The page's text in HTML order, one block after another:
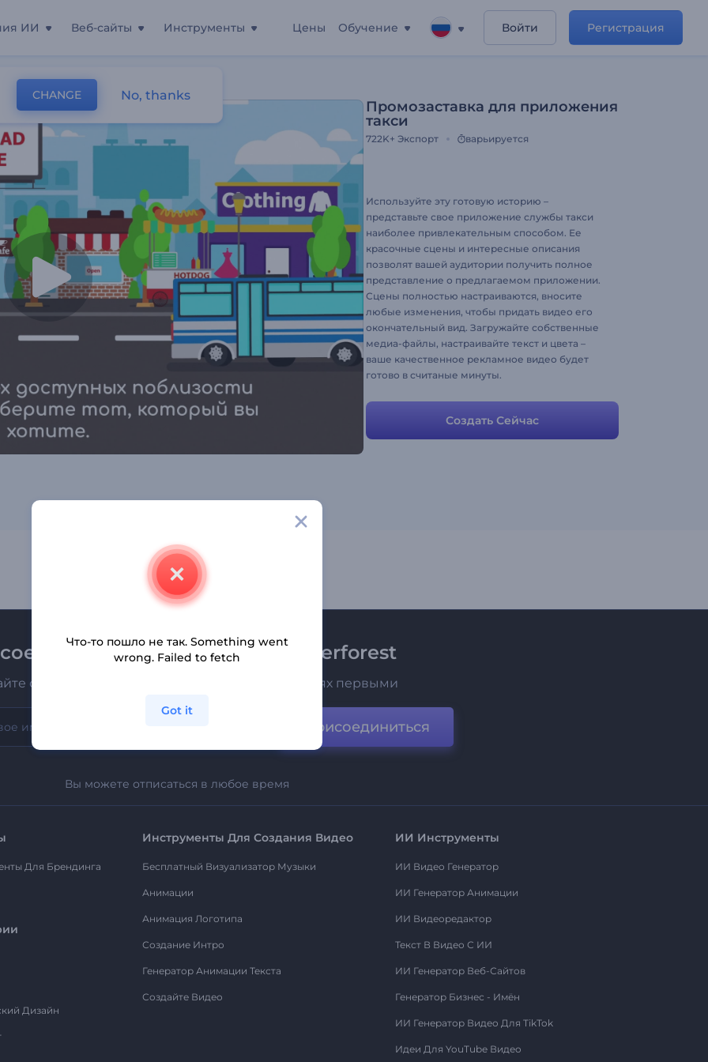
ИИ Веб-сайты Инструменты Цены Обучение Войти Регистрация
Промозаставка для приложения
такси
722K+ Экспорт варьируется
Используйте эту готовую историю –
представьте свое приложение службы такси
наиболее привлекательным способом. Ее
красочные сцены и интересные описания
позволят вашей аудитории получить полное
представление о предлагаемом приложении.
Сцены полностью настраиваются, вносите
любые изменения, чтобы придать видео его
окончательный вид. Загружайте собственные
медиа-файлы, настраивайте текст и цвета –
ваше качественное рекламное видео будет
готово в считаные минуты.
Создать Сейчас
к рассылке Renderforest
о последних новостях и новых предложениях первыми
Присоединиться
Вы можете отписаться в любое время
Для Брендинга
Дизайн
Инструменты Для Создания Видео
Бесплатный Визуализатор Музыки
Анимации
Анимация Логотипа
Создание Интро
Генератор Анимации Текста
Создайте Видео
ИИ Инструменты
ИИ Видео Генератор
ИИ Генератор Анимации
ИИ Видеоредактор
Текст В Видео С ИИ
ИИ Генератор Веб-Сайтов
Генератор Бизнес - Имён
ИИ Генератор Видео Для TikTok
Идеи Для YouTube Видео
CHANGE No, thanks
Что-то пошло не так. Something went
wrong. Failed to fetch
Got it